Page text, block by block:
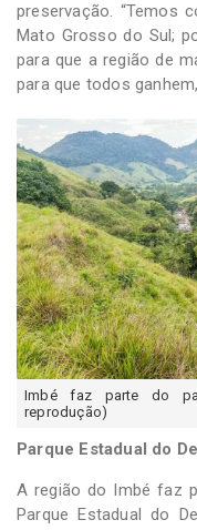
preservação. “Temos
Mato Grosso do Sul;
para que a região de
para que todos
Imbé faz parte do
reprodução)
Parque Estadual do
A região do Imbé faz
Parque Estadual do